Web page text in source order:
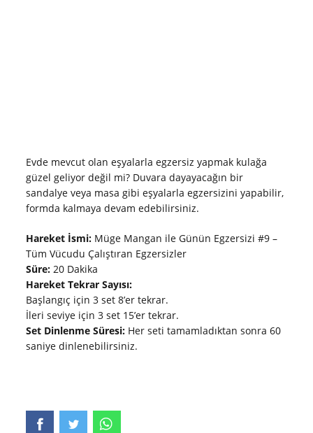
Evde mevcut olan eşyalarla egzersiz yapmak kulağa
güzel geliyor değil mi? Duvara dayayacağın bir
sandalye veya masa gibi eşyalarla egzersizini yapabilir,
formda kalmaya devam edebilirsiniz.
Hareket İsmi: Müge Mangan ile Günün Egzersizi #9 –
Tüm Vücudu Çalıştıran Egzersizler
Süre: 20 Dakika
Hareket Tekrar Sayısı:
Başlangıç için 3 set 8’er tekrar.
İleri seviye için 3 set 15’er tekrar.
Set Dinlenme Süresi: Her seti tamamladıktan sonra 60
saniye dinlenebilirsiniz.